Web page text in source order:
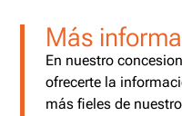
Más
En nuestro
ofrecerte la
más fieles de